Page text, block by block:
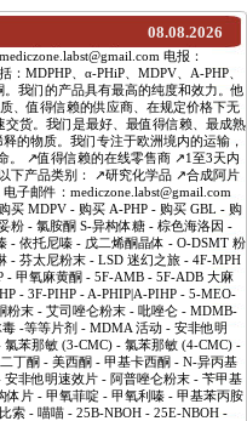
08.08.2026
电报：
MDPHP、α-PHiP、MDPV、A-PHP、
我们的产品具有最高的纯度和效力。他
、值得信赖的供应商、在规定价格下无
货。我们是最好、最值得信赖、最成熟
的物质。我们专注于欧洲境内的运输，
。 ↗️值得信赖的在线零售商 ↗️1至3天内
下产品类别： ↗️研究化学品 ↗️合成阿片
子邮件：mediczone.labst@gmail.com
买 MDPV - 购买 A-PHP - 购买 GBL - 购
粉 - 氯胺酮 S-异构体糖 - 棕色海洛因 -
- 依托尼嗪 - 戊二烯酮晶体 - O-DSMT 粉
- 芬太尼粉末 - LSD 迷幻之旅 - 4F-MPH
- 甲氧麻黄酮 - 5F-AMB - 5F-ADB 大麻
- 3F-PIHP - A-PHIP|A-PIHP - 5-MEO-
粉末 - 艾司唑仑粉末 - 吡唑仑 - MDMB-
-等等片剂 - MDMA 活动 - 安非他明
苯那敏 (3-CMC) - 氯苯那敏 (4-CMC) -
丁酮 - 美西酮 - 甲基卡西酮 - N-异丙基
非他明速效片 - 阿普唑仑粉末 - 苄甲基
体片 - 甲氧菲啶 - 甲氧利嗪 - 甲基苯丙胺
索 - 喵喵 - 25B-NBOH - 25E-NBOH -